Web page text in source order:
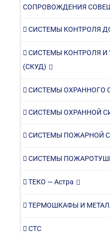
СОПРОВОЖДЕНИЯ
СИСТЕМЫ КОНТРОЛЯ
СИСТЕМЫ КОНТРОЛЯ
(СКУД)
СИСТЕМЫ ОХРАННОГО
СИСТЕМЫ ОХРАННОЙ
СИСТЕМЫ ПОЖАРНОЙ
СИСТЕМЫ
ТЕКО — Астра
ТЕРМОШКАФЫ И
СТС